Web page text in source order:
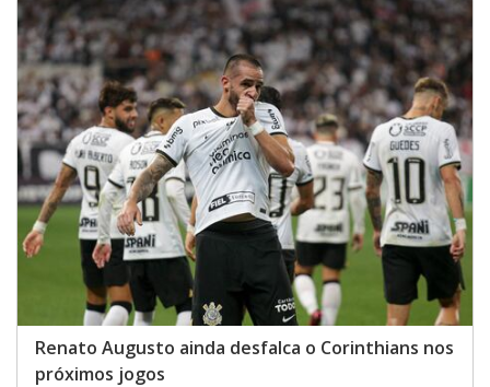
Renato Augusto ainda desfalca o Corinthians nos
próximos jogos